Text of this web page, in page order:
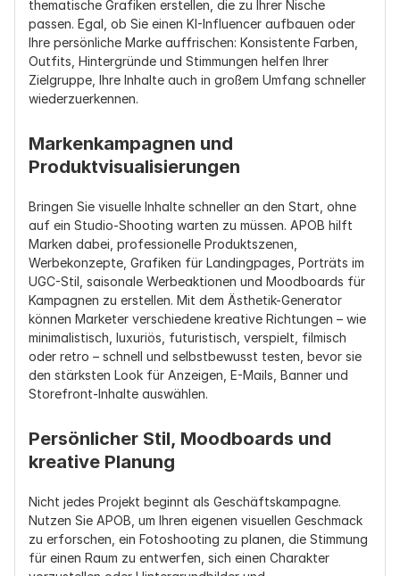
thematische Grafiken erstellen, die zu Ihrer Nische
passen. Egal, ob Sie einen KI-Influencer aufbauen oder
Ihre persönliche Marke auffrischen: Konsistente Farben,
Outfits, Hintergründe und Stimmungen helfen Ihrer
Zielgruppe, Ihre Inhalte auch in großem Umfang schneller
wiederzuerkennen.
Markenkampagnen und
Produktvisualisierungen
Bringen Sie visuelle Inhalte schneller an den Start, ohne
auf ein Studio-Shooting warten zu müssen. APOB hilft
Marken dabei, professionelle Produktszenen,
Werbekonzepte, Grafiken für Landingpages, Porträts im
UGC-Stil, saisonale Werbeaktionen und Moodboards für
Kampagnen zu erstellen. Mit dem Ästhetik-Generator
können Marketer verschiedene kreative Richtungen – wie
minimalistisch, luxuriös, futuristisch, verspielt, filmisch
oder retro – schnell und selbstbewusst testen, bevor sie
den stärksten Look für Anzeigen, E-Mails, Banner und
Storefront-Inhalte auswählen.
Persönlicher Stil, Moodboards und
kreative Planung
Nicht jedes Projekt beginnt als Geschäftskampagne.
Nutzen Sie APOB, um Ihren eigenen visuellen Geschmack
zu erforschen, ein Fotoshooting zu planen, die Stimmung
für einen Raum zu entwerfen, sich einen Charakter